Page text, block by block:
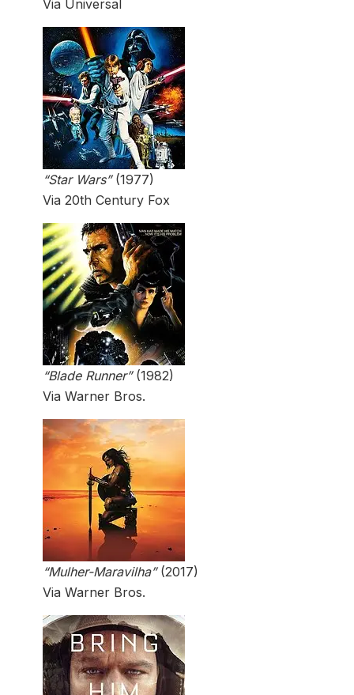
Via Universal
“Star Wars”(1977)
Via 20th Century Fox
“Blade Runner”(1982)
Via Warner Bros.
“Mulher-Maravilha”(2017)
Via Warner Bros.